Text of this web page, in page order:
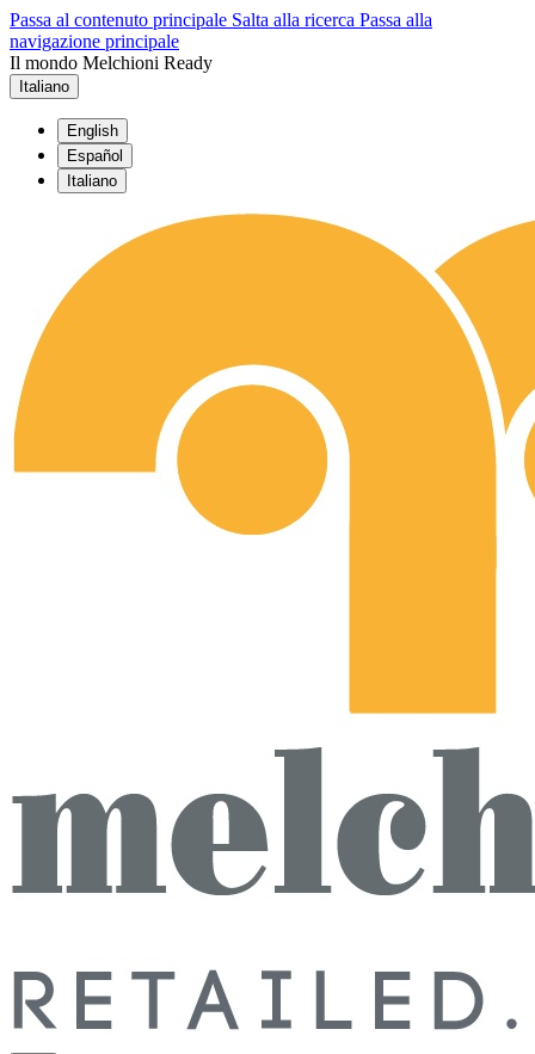
Passa al contenuto principale Salta alla ricerca Passa alla
navigazione principale
Il mondo Melchioni Ready
Italiano
English
Español
Italiano